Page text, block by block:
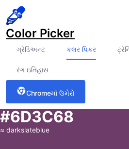
Color Picker
ગ્રેડિઅન્ટ કલર પિકર
રંગ ઇતિહાસ
Chromeમાં ઉમેરો
#6D3C68
≈ darkslateblue